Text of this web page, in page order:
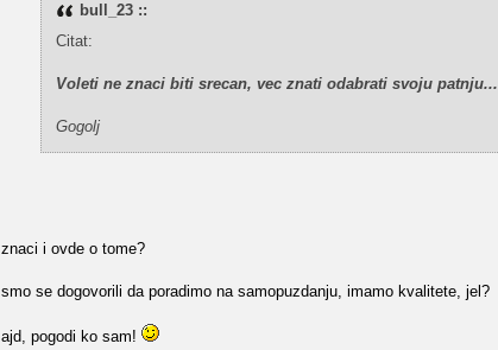
bull_23 ::
Citat:
Voleti ne znaci biti srecan, vec znati odabrati svoju patnju...
Gogolj
znaci i ovde o tome?
smo se dogovorili da poradimo na samopuzdanju, imamo kvalitete, jel?
ajd, pogodi ko sam!